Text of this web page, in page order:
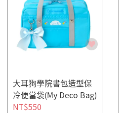
大耳狗學院書包造型保
冷便當袋(My Deco Bag)
NT$550